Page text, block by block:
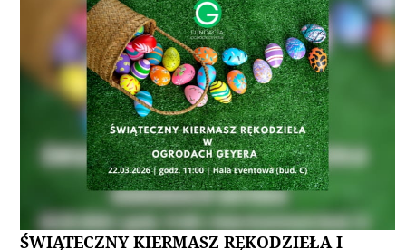
ŚWIĄTECZNY KIERMASZ RĘKODZIEŁA I